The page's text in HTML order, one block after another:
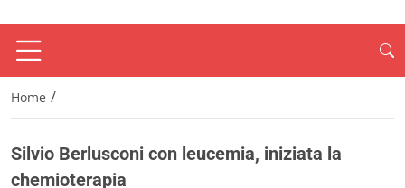
Home /
Silvio Berlusconi con leucemia, iniziata la
chemioterapia